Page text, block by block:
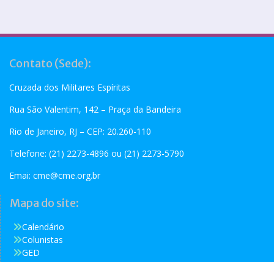
Contato (Sede):
Cruzada dos Militares Espíritas
Rua São Valentim, 142 – Praça da Bandeira
Rio de Janeiro, RJ – CEP: 20.260-110
Telefone: (21) 2273-4896 ou (21) 2273-5790
Emai: cme@cme.org.br
Mapa do site:
Calendário
Colunistas
GED